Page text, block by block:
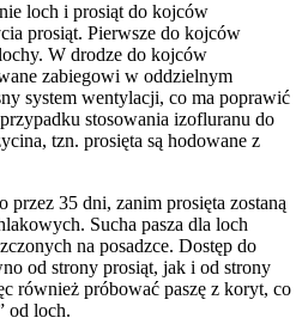
loch i prosiąt do kojców
prosiąt. Pierwsze do kojców
W drodze do kojców
zabiegowi w oddzielnym
system wentylacji, co ma poprawić
stosowania izofluranu do
tzn. prosięta są hodowane z
przez 35 dni, zanim prosięta zostaną
Sucha pasza dla loch
na posadzce. Dostęp do
od strony prosiąt, jak i od strony
również próbować paszę z koryt, co
od loch.